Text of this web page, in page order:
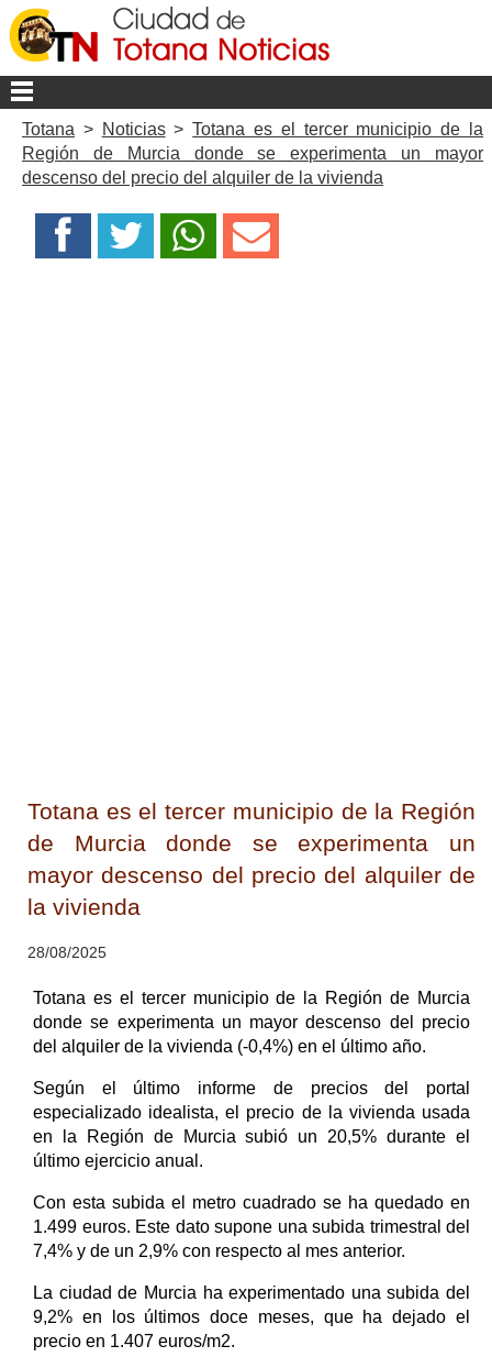
Totana > Noticias>Totana es el tercer municipio de la
Región de Murcia donde se experimenta un mayor
descenso del precio del alquiler de la vivienda
Totana es el tercer municipio de la Región
de Murcia donde se experimenta un
mayor descenso del precio del alquiler de
la vivienda
28/08/2025
Totana es el tercer municipio de la Región de Murcia
donde se experimenta un mayor descenso del precio
del alquiler de la vivienda (-0,4%) en el último año.
Según el último informe de precios del portal
especializado idealista, el precio de la vivienda usada
en la Región de Murcia subió un 20,5% durante el
último ejercicio anual.
Con esta subida el metro cuadrado se ha quedado en
1.499 euros. Este dato supone una subida trimestral del
7,4% y de un 2,9% con respecto al mes anterior.
La ciudad de Murcia ha experimentado una subida del
9,2% en los últimos doce meses, que ha dejado el
precio en 1.407 euros/m2.